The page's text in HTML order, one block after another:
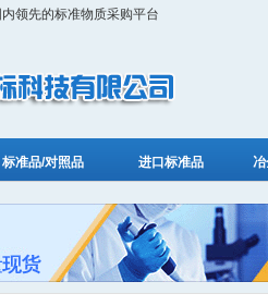
领先的标准物质采购平台
标准品/对照品 进口标准品